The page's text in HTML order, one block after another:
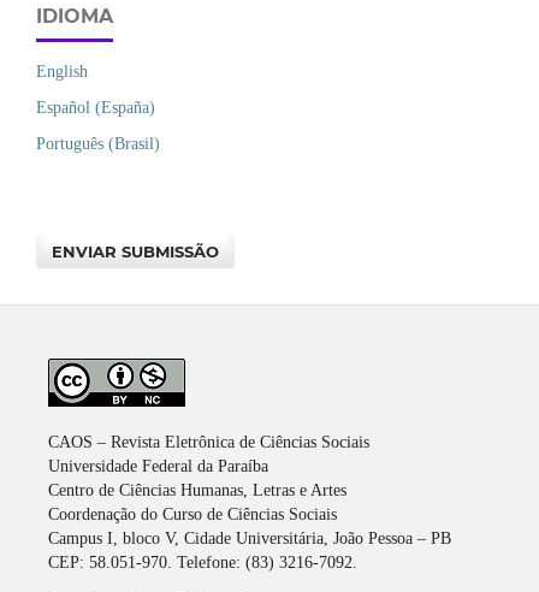
IDIOMA
English
Español (España)
Português (Brasil)
ENVIAR SUBMISSÃO
CAOS – Revista Eletrônica de Ciências Sociais
Universidade Federal da Paraíba
Centro de Ciências Humanas, Letras e Artes
Coordenação do Curso de Ciências Sociais
Campus I, bloco V, Cidade Universitária, João Pessoa – PB
CEP: 58.051-970. Telefone: (83) 3216-7092.